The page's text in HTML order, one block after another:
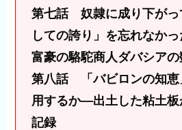
第七話 奴隷に成り下がっ
しての誇り」を忘れなか
富豪の駱駝商人ダバシア
第八話 「バビロンの知恵
用するか―出土した粘土板
記録